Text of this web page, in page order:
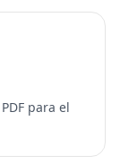
para el